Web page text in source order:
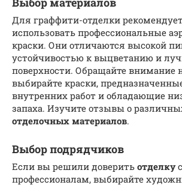
Для граффити-отделки
использовать профессиональные
краски. Они отличаются высокой
устойчивостью к выцветанию и
поверхности. Обращайте внимание
выбирайте краски,
внутренних работ и обладающие
запаха. Изучите отзывы о
отделочных материалов.
Выбор подрядчиков
Если вы решили доверить отделку
профессионалам, выбирайте